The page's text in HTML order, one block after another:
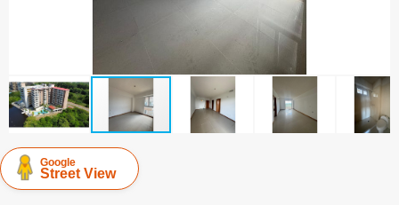
Google
Street View